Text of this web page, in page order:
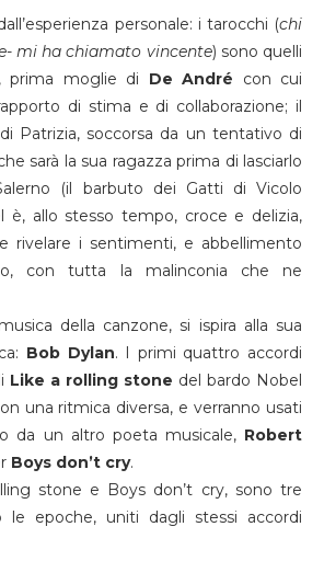
personale: i tarocchi (chi
mi ha chiamato vincente) sono quelli
, prima moglie di De André con cui
di stima e di collaborazione; il
Patrizia, soccorsa da un tentativo di
sarà la sua ragazza prima di lasciarlo
(il barbuto dei Gatti di Vicolo
è, allo stesso tempo, croce e delizia,
rivelare i sentimenti, e abbellimento
con tutta la malinconia che ne
della canzone, si ispira alla sua
Bob Dylan. I primi quattro accordi
Like a rolling stone del bardo Nobel
una ritmica diversa, e verranno usati
da un altro poeta musicale, Robert
Boys don’t cry.
stone e Boys don’t cry, sono tre
le epoche, uniti dagli stessi accordi